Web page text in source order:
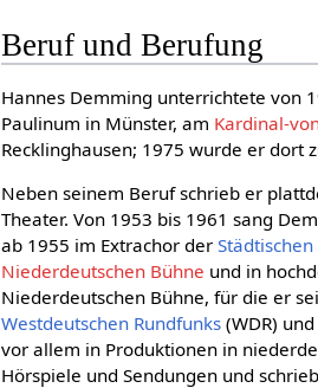
Beruf und Berufung
Hannes Demming unterrichtete von
Paulinum in Münster, am Kardinal-
Recklinghausen; 1975 wurde er dort
Neben seinem Beruf schrieb er
Theater. Von 1953 bis 1961 sang
ab 1955 im Extrachor der
Niederdeutschen Bühne und in
Niederdeutschen Bühne, für die er
Westdeutschen Rundfunks (WDR)
vor allem in Produktionen in
Hörspiele und Sendungen und